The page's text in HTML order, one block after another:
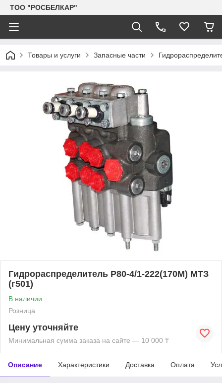
TOO "РОСБЕЛКАР"
Товары и услуги Запасные части
Гидрораспределитель Р80-4/1-222(170М) МТЗ
(г501)
В наличии
Розница
Цену уточняйте
Минимальная сумма заказа на сайте — 10 000 ₸
Описание Характеристики Доставка Оплата